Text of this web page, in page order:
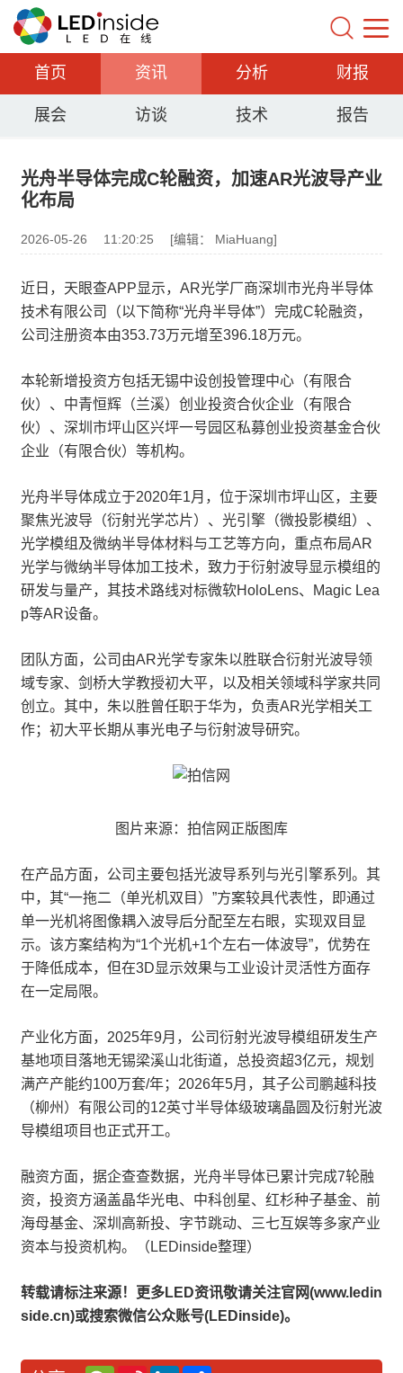
首页 资讯 分析 财报
展会 访谈 技术 报告
光舟半导体完成C轮融资，加速AR光波导产业
化布局
2026-05-26 11:20:25 [编辑： MiaHuang]
近日，天眼查APP显示，AR光学厂商深圳市光舟半导体
技术有限公司（以下简称“光舟半导体”）完成C轮融资，
公司注册资本由353.73万元增至396.18万元。
本轮新增投资方包括无锡中设创投管理中心（有限合
伙）、中青恒辉（兰溪）创业投资合伙企业（有限合
伙）、深圳市坪山区兴坪一号园区私募创业投资基金合伙
企业（有限合伙）等机构。
光舟半导体成立于2020年1月，位于深圳市坪山区，主要
聚焦光波导（衍射光学芯片）、光引擎（微投影模组）、
光学模组及微纳半导体材料与工艺等方向，重点布局AR
光学与微纳半导体加工技术，致力于衍射波导显示模组的
研发与量产，其技术路线对标微软HoloLens、Magic Lea
p等AR设备。
团队方面，公司由AR光学专家朱以胜联合衍射光波导领
域专家、剑桥大学教授初大平，以及相关领域科学家共同
创立。其中，朱以胜曾任职于华为，负责AR光学相关工
作；初大平长期从事光电子与衍射波导研究。
图片来源：拍信网正版图库
在产品方面，公司主要包括光波导系列与光引擎系列。其
中，其“一拖二（单光机双目）”方案较具代表性，即通过
单一光机将图像耦入波导后分配至左右眼，实现双目显
示。该方案结构为“1个光机+1个左右一体波导”，优势在
于降低成本，但在3D显示效果与工业设计灵活性方面存
在一定局限。
产业化方面，2025年9月，公司衍射光波导模组研发生产
基地项目落地无锡梁溪山北街道，总投资超3亿元，规划
满产产能约100万套/年；2026年5月，其子公司鹏越科技
（柳州）有限公司的12英寸半导体级玻璃晶圆及衍射光波
导模组项目也正式开工。
融资方面，据企查查数据，光舟半导体已累计完成7轮融
资，投资方涵盖晶华光电、中科创星、红杉种子基金、前
海母基金、深圳高新投、字节跳动、三七互娱等多家产业
资本与投资机构。（LEDinside整理）
转载请标注来源！更多LED资讯敬请关注官网(www.ledin
side.cn)或搜索微信公众账号(LEDinside)。